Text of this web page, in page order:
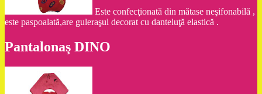
Este confecţionată din mătase neşifonabilă ,
este paspoalată,are guleraşul decorat cu danteluţă elastică .
Pantalonaş DINO